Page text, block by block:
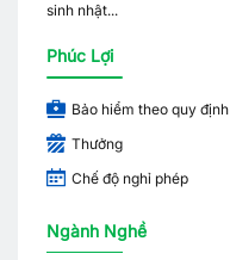
sinh nhật...
Phúc Lợi
Bảo hiểm theo quy định
Thưởng
Chế độ nghỉ phép
Ngành Nghề